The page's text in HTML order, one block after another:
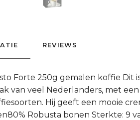
REVIEWS
Forte 250g gemalen koffie Dit
van veel Nederlanders, met
Hij geeft een mooie
Robusta bonen Sterkte: 9